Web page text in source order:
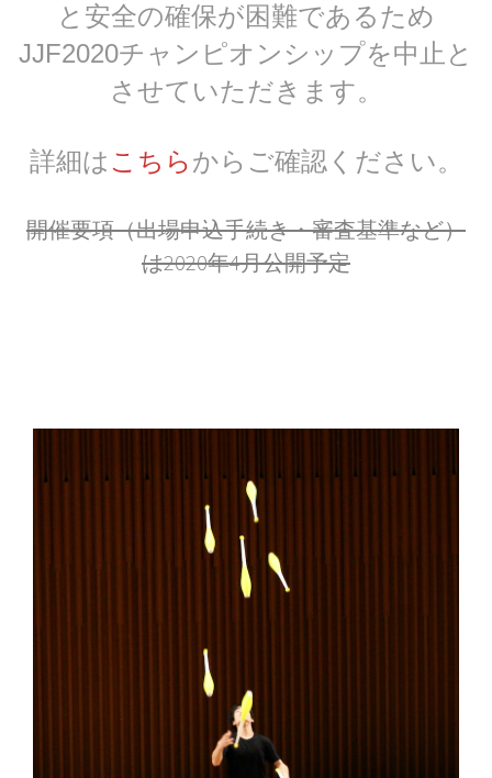
と安全の確保が困難であるため
JJF2020チャンピオンシップを中止と
させていただきます。
詳細は こちらからご確認ください。
開催要項（出場申込手続き・審査基準など）
は2020年4月公開予定